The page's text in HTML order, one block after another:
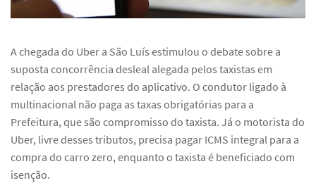
A chegada do Uber a São Luís estimulou o debate sobre a
suposta concorrência desleal alegada pelos taxistas em
relação aos prestadores do aplicativo. O condutor ligado à
multinacional não paga as taxas obrigatórias para a
Prefeitura, que são compromisso do taxista. Já o motorista do
Uber, livre desses tributos, precisa pagar ICMS integral para a
compra do carro zero, enquanto o taxista é beneficiado com
isenção.